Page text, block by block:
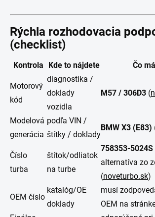
Rýchla rozhodovacia
(checklist)
Kontrola Kde to nájdete Čo
Motorový
kód
diagnostika /
doklady
vozidla
M57 / 306D3 (
Modelová
generácia
podľa VIN /
štítky / doklady
BMW X3 (E83)
Číslo
turba
štítok/odliatok
na turbe
758353-5024S
alternatíva zo
(noveturbo.sk)
OEM číslo
katalóg/OE
doklady
musí
OEM na